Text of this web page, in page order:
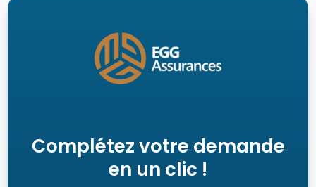
Complétez votre demande
en un clic !